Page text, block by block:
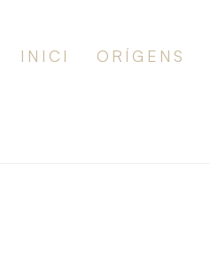
INICI ORÍGENS